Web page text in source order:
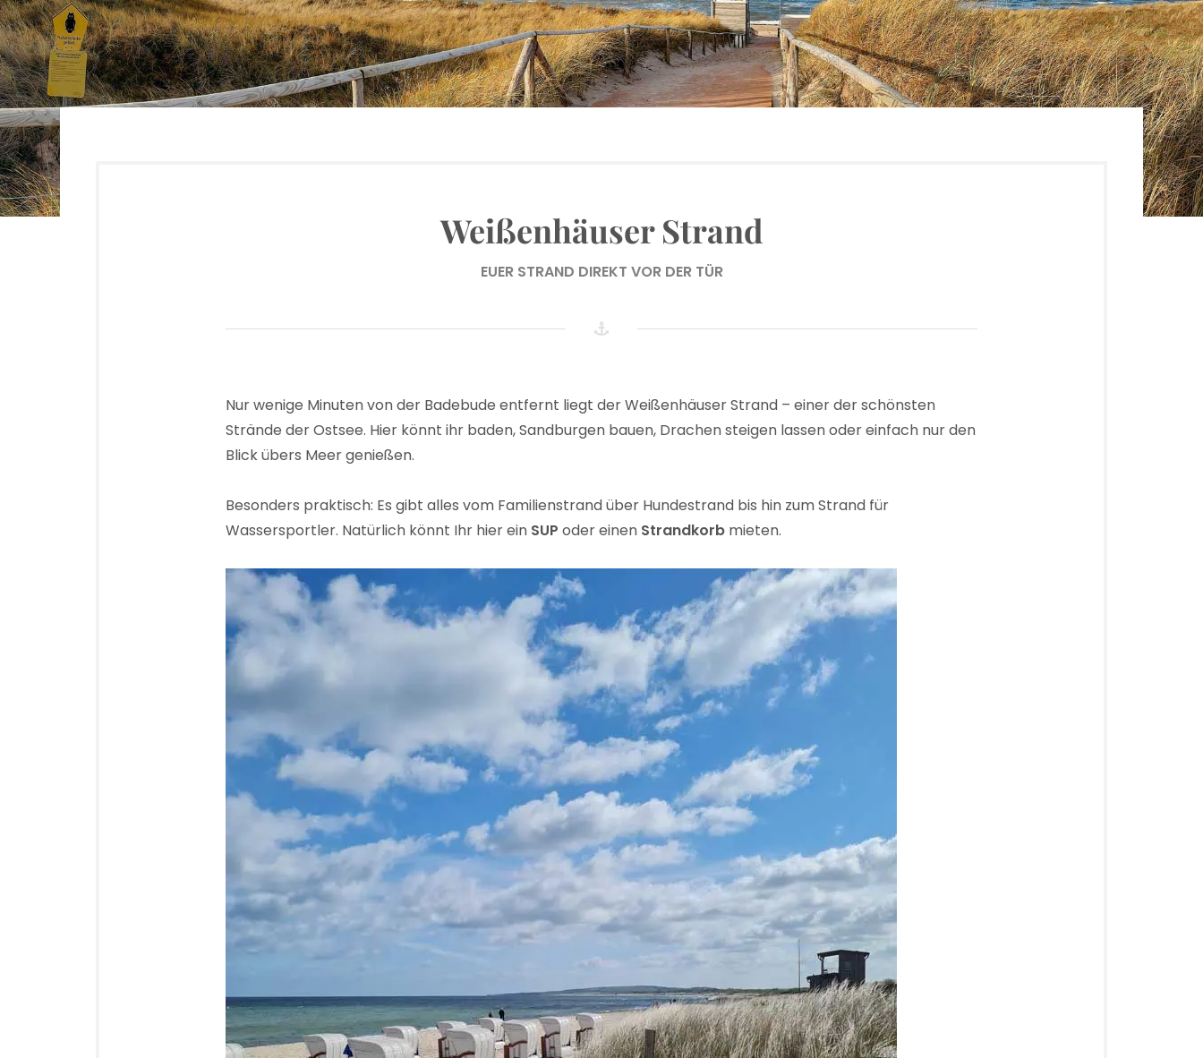
Weißenhäuser Strand
EUER STRAND DIREKT VOR DER TÜR
Nur wenige Minuten von der Badebude entfernt liegt der Weißenhäuser Strand – einer der schönsten
Strände der Ostsee. Hier könnt ihr baden, Sandburgen bauen, Drachen steigen lassen oder einfach nur den
Blick übers Meer genießen.
Besonders praktisch: Es gibt alles vom Familienstrand über Hundestrand bis hin zum Strand für
Wassersportler. Natürlich könnt Ihr hier ein SUP oder einen Strandkorb mieten.